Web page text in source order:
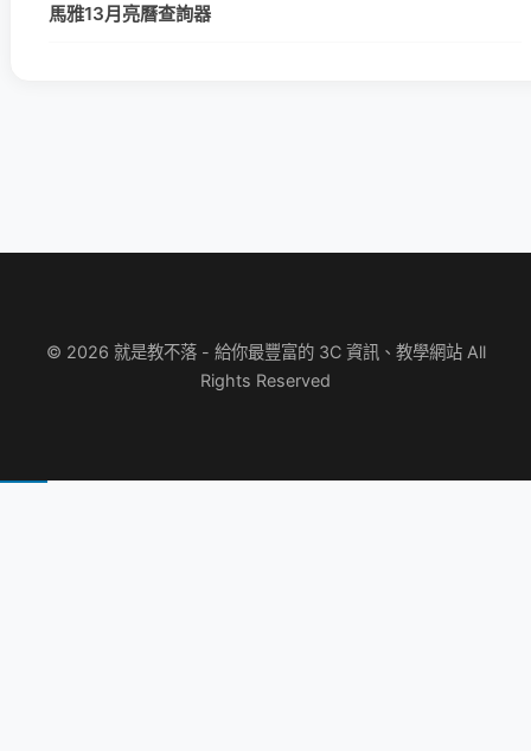
馬雅13月亮曆查詢器
© 2026 就是教不落 - 給你最豐富的 3C 資訊、教學網站 All
Rights Reserved